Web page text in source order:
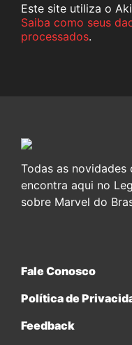
Este site utiliza o
Saiba como seus
processados.
Todas as
encontra aqui no
sobre Marvel do
Fale Conosco
Política de
Feedback